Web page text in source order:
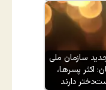
سازمان ملی
اکثر پسرها،
دارند